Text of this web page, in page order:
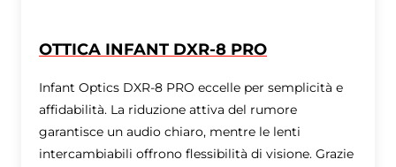
OTTICA INFANT DXR-8 PRO
Infant Optics DXR-8 PRO eccelle per semplicità e
affidabilità. La riduzione attiva del rumore
garantisce un audio chiaro, mentre le lenti
intercambiabili offrono flessibilità di visione. Grazie